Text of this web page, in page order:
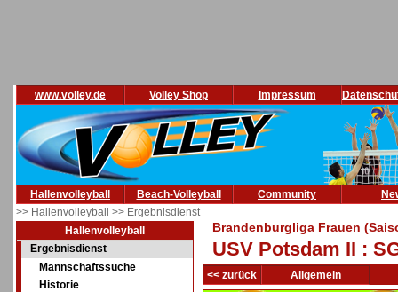
www.volley.de Volley Shop Impressum
Hallenvolleyball Beach-Volleyball Community
>> Hallenvolleyball >> Ergebnisdienst
Hallenvolleyball
Ergebnisdienst
Mannschaftssuche
Historie
Brandenburgliga Frauen
USV Potsdam II :
<< zurück Allgemein